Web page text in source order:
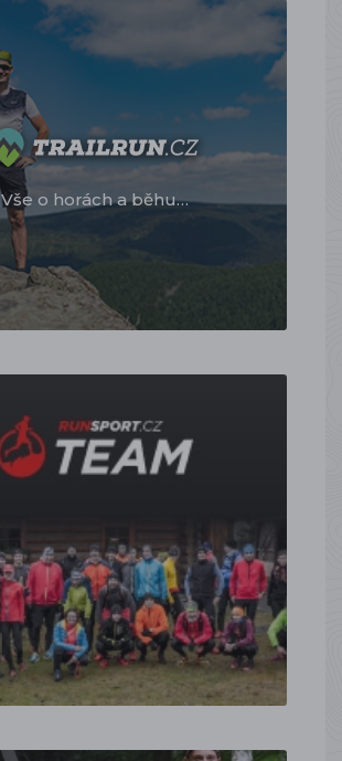
Vše o horách a běhu…